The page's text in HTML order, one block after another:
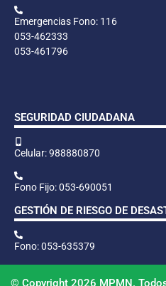
Emergencias Fono: 116
053-462333
053-461796
SEGURIDAD CIUDADANA
Celular: 988880870
Fono Fijo: 053-690051
GESTIÓN DE RIESGO DE
Fono: 053-635379
© Copyright 2026 MPMN.